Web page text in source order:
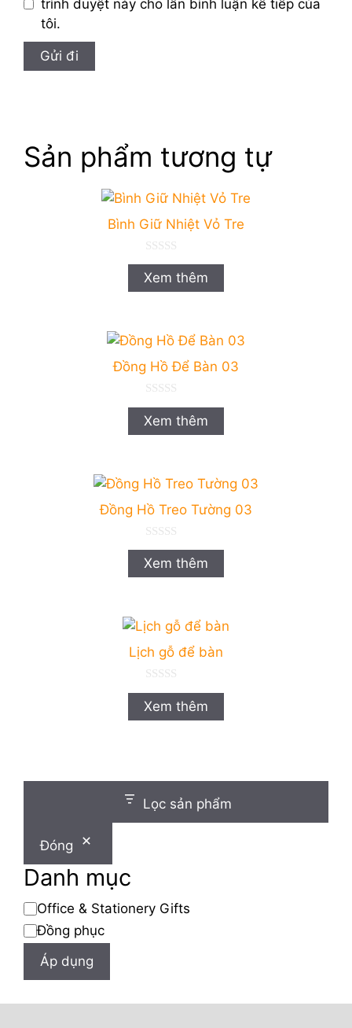
trình duyệt này cho lần bình luận kế tiếp của
tôi.
Sản phẩm tương tự
Bình Giữ Nhiệt Vỏ Tre
0
n
g
o
Xem thêm
Đồng Hồ Để Bàn 03
0
n
g
o
Xem thêm
Đồng Hồ Treo Tường 03
0
n
g
o
Xem thêm
Lịch gỗ để bàn
0
n
g
o
Xem thêm
Lọc sản phẩm
Đóng
Danh mục
Danh
mục
Office & Stationery Gifts
Đồng phục
Áp dụng